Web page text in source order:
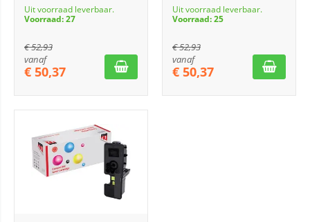
Uit voorraad leverbaar.
Voorraad: 27
€52,93
vanaf
€ 50,37
Uit voorraad leverbaar.
Voorraad: 25
€52,93
vanaf
€ 50,37